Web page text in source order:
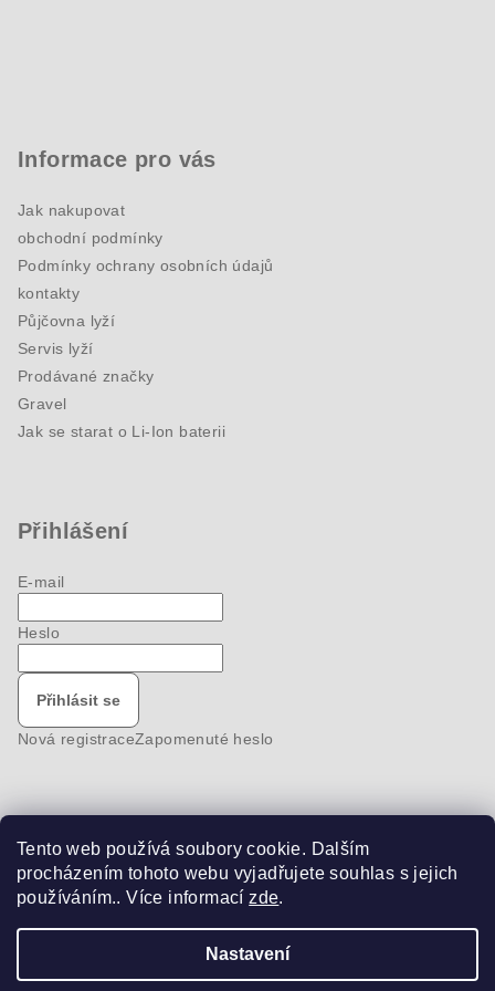
Tento web používá soubory cookie. Dalším
procházením tohoto webu vyjadřujete souhlas s jejich
používáním.. Více informacízde.
Nastavení
Informace pro vás
Jak nakupovat
obchodní podmínky
Podmínky ochrany osobních údajů
kontakty
Půjčovna lyží
Servis lyží
Prodávané značky
Gravel
Jak se starat o Li-Ion baterii
Přihlášení
E-mail
Heslo
Přihlásit se
Nová registraceZapomenuté heslo
Nákupní košík
0ks /0 Kč